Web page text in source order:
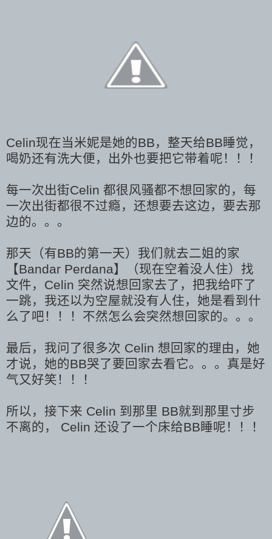
Celin现在当米妮是她的BB，整天给BB睡觉，
喝奶还有洗大便，出外也要把它带着呢！！！
每一次出街Celin 都很风骚都不想回家的， 每
一次出街都很不过瘾，还想要去这边，要去那
边的。。。
那天（有BB的第一天）我们就去二姐的家
【Bandar Perdana】
（现在空着没人住）找
文件，Celin 突然说想回家去了，把我给吓了
一跳，我还以为空屋就没有人住，她是看到什
么了吧！！！不然怎么会突然想回家的。。。
最后，我问了很多次 Celin 想回家的理由，她
才说，她的BB哭了要回家去看它。。。真是好
气又好笑！！！
所以，接下来 Celin 到那里 BB就到那里寸步
不离的，
Celin 还设了一个床给BB睡呢！！！